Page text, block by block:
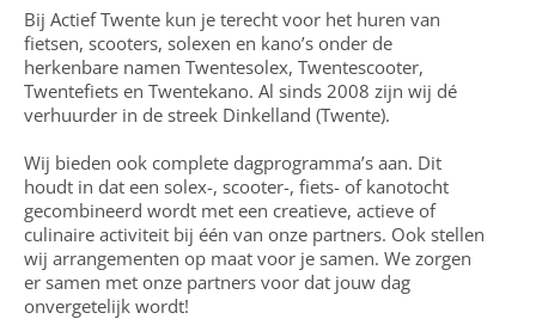
Bij Actief Twente kun je terecht voor het huren van
fietsen, scooters, solexen en kano’s onder de
herkenbare namen Twentesolex, Twentescooter,
Twentefiets en Twentekano. Al sinds 2008 zijn wij dé
verhuurder in de streek Dinkelland (Twente).
Wij bieden ook complete dagprogramma’s aan. Dit
houdt in dat een solex-, scooter-, fiets- of kanotocht
gecombineerd wordt met een creatieve, actieve of
culinaire activiteit bij één van onze partners. Ook stellen
wij arrangementen op maat voor je samen. We zorgen
er samen met onze partners voor dat jouw dag
onvergetelijk wordt!